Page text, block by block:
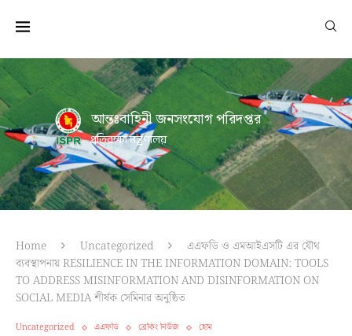
আন্তঃবাহিনী জনসংযোগ পরিদপ্তর
প্রতিরক্ষা মন্ত্রণালয়
Home Uncategorized
এএফডি ও এমআইএসটি এর যৌথ
ব্যবস্থাপনায় RESILIENCE IN THE INFORMATION DOMAIN: TOOLS
TO ADDRESS MISINFORMATION AND DISINFORMATION ON
SOCIAL MEDIA শীর্ষক সেমিনার অনুষ্ঠিত
Uncategorized এএফডি ব্রেকিং নিউজ হোম